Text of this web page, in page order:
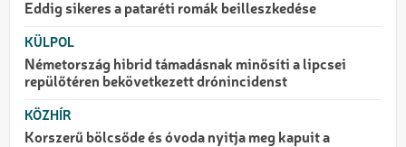
Eddig sikeres a pataréti romák beilleszkedése
KÜLPOL
Németország hibrid támadásnak minősíti a lipcsei
repülőtéren bekövetkezett drónincidenst
KÖZHÍR
Korszerű bölcsőde és óvoda nyitja meg kapuit a